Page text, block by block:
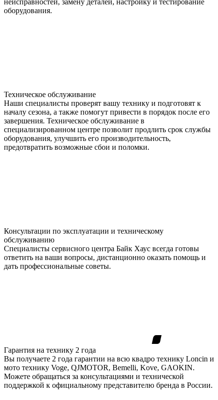
оборудования.
Техническое обслуживание
Наши специалисты проверят вашу технику и подготовят к
началу сезона, а также помогут привести в порядок после его
завершения. Техническое обслуживание в
специализированном центре позволит продлить срок службы
оборудования, улучшить его производительность,
предотвратить возможные сбои и поломки.
Консультации по эксплуатации и техническому
обслуживанию
Специалисты сервисного центра Байк Хаус всегда готовы
ответить на ваши вопросы, дистанционно оказать помощь и
дать профессиональные советы.
Гарантия на технику 2 года
Вы получаете 2 года гарантии на всю квадро технику Loncin и
мото технику Voge, QJMOTOR, Bemelli, Kove, GAOKIN.
Можете обращаться за консультациями и технической
поддержкой к официальному представителю бренда в России.